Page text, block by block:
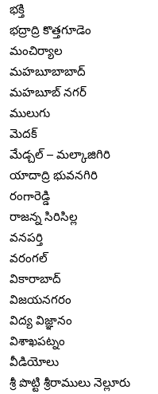
భక్తి
భద్రాద్రి కొత్తగూడెం
మంచిర్యాల
మహబూబాబాద్
మహబూబ్ నగర్
ములుగు
మెదక్
మేడ్చల్ – మల్కాజిగిరి
యాదాద్రి భువనగిరి
రంగారెడ్డి
రాజన్న సిరిసిల్ల
వనపర్తి
వరంగల్
వికారాబాద్
విజయనగరం
విద్య విజ్ఞానం
విశాఖపట్నం
వీడియోలు
శ్రీ పొట్టి శ్రీరాములు నెల్లూరు